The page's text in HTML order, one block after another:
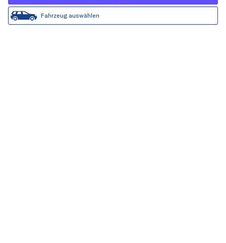
Fahrzeug auswählen